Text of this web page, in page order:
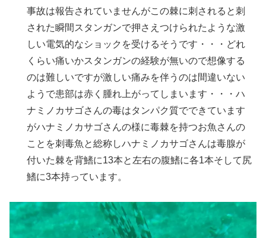
事故は報告されていませんがこの棘に刺されると刺
された瞬間スタンガンで押さえつけられたような激
しい電気的なショックを受けるそうです・・・どれ
くらい痛いかスタンガンの経験が無いので想像する
のは難しいですが激しい痛みを伴うのは間違いない
ようで患部は赤く腫れ上がってしまいます・・・ハ
ナミノカサゴさんの毒はタンパク質でできています
がハナミノカサゴさんの様に毒棘を持つお魚さんの
ことを刺毒魚と総称しハナミノカサゴさんは毒腺が
付いた棘を背鰭に13本と左右の腹鰭に各1本そして尻
鰭に3本持っています。